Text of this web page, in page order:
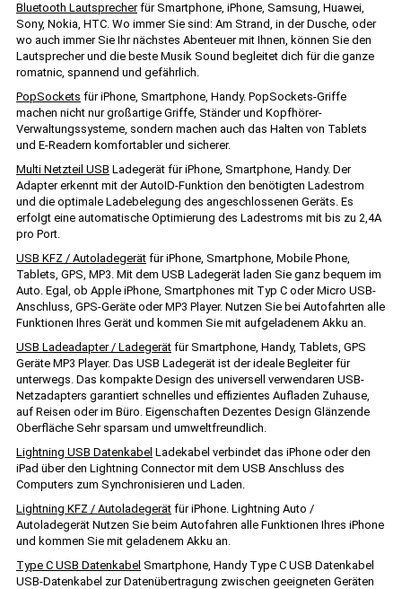
Bluetooth Lautsprecherfür Smartphone, iPhone, Samsung, Huawei,
Sony, Nokia, HTC. Wo immer Sie sind: Am Strand, in der Dusche, oder
wo auch immer Sie Ihr nächstes Abenteuer mit Ihnen, können Sie den
Lautsprecher und die beste Musik Sound begleitet dich für die ganze
romatnic, spannend und gefährlich.
PopSockets für iPhone, Smartphone, Handy. PopSockets-Griffe
machen nicht nur großartige Griffe, Ständer und Kopfhörer-
Verwaltungssysteme, sondern machen auch das Halten von Tablets
und E-Readern komfortabler und sicherer.
Multi Netzteil USB Ladegerät für iPhone, Smartphone, Handy. Der
Adapter erkennt mit der AutoID-Funktion den benötigten Ladestrom
und die optimale Ladebelegung des angeschlossenen Geräts. Es
erfolgt eine automatische Optimierung des Ladestroms mit bis zu 2,4A
pro Port.
USB KFZ / Autoladegerät für iPhone, Smartphone, Mobile Phone,
Tablets, GPS, MP3. Mit dem USB Ladegerät laden Sie ganz bequem im
Auto. Egal, ob Apple iPhone, Smartphones mit Typ C oder Micro USB-
Anschluss, GPS-Geräte oder MP3 Player. Nutzen Sie bei Autofahrten alle
Funktionen Ihres Gerät und kommen Sie mit aufgeladenem Akku an.
USB Ladeadapter / Ladegerät für Smartphone, Handy, Tablets, GPS
Geräte MP3 Player. Das USB Ladegerät ist der ideale Begleiter für
unterwegs. Das kompakte Design des universell verwendaren USB-
Netzadapters garantiert schnelles und effizientes Aufladen Zuhause,
auf Reisen oder im Büro. Eigenschaften Dezentes Design Glänzende
Oberfläche Sehr sparsam und umweltfreundlich.
Lightning USB Datenkabel Ladekabel verbindet das iPhone oder den
iPad über den Lightning Connector mit dem USB Anschluss des
Computers zum Synchronisieren und Laden.
Lightning KFZ / Autoladegerät für iPhone. Lightning Auto /
Autoladegerät Nutzen Sie beim Autofahren alle Funktionen Ihres iPhone
und kommen Sie mit geladenem Akku an.
Type C USB Datenkabel Smartphone, Handy Type C USB Datenkabel
USB-Datenkabel zur Datenübertragung zwischen geeigneten Geräten